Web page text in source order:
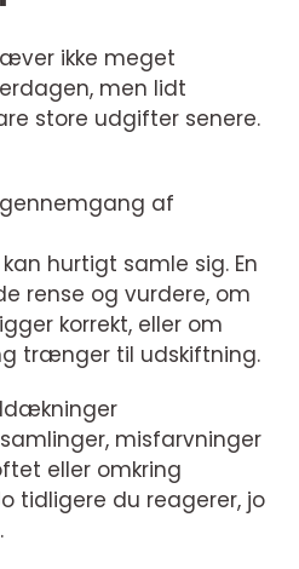
ikke meget
men lidt
store udgifter senere.
af
hurtigt samle sig. En
rense og vurdere, om
korrekt, eller om
trænger til udskiftning.
misfarvninger
eller omkring
tidligere du reagerer, jo